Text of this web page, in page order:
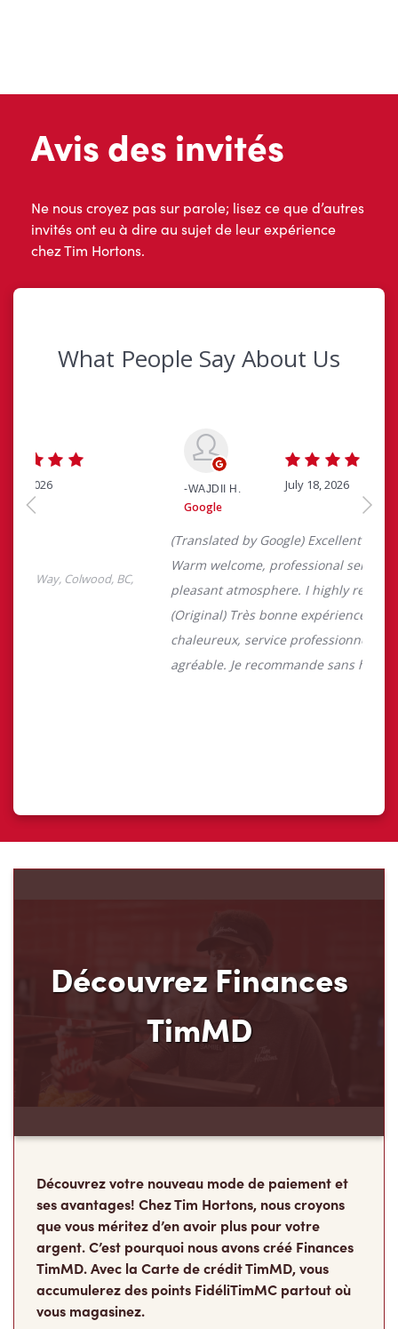
Avis des invités
Ne nous croyez pas sur parole; lisez ce que d’autres
invités ont eu à dire au sujet de leur expérience
chez Tim Hortons.
Découvrez Finances
TimMD
Découvrez votre nouveau mode de paiement et
ses avantages! Chez Tim Hortons, nous croyons
que vous méritez d’en avoir plus pour votre
argent. C’est pourquoi nous avons créé Finances
TimMD. Avec la Carte de crédit TimMD, vous
accumulerez des points FidéliTimMC partout où
vous magasinez.